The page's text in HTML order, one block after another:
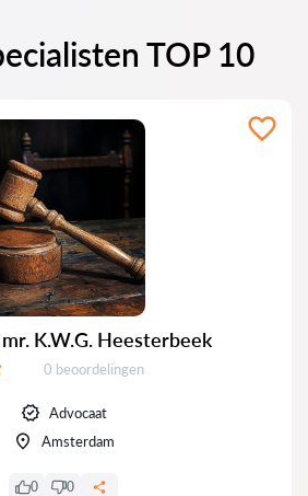
TOP 10
K.W.G. Heesterbeek
Getuigenissen:
0 beoordelingen
Advocaat
Amsterdam
0 0